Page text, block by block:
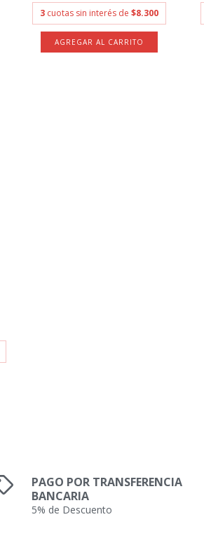
3 cuotas sin interés de$8.300
PAGO POR TRANSFERENCIA
BANCARIA
5% de Descuento